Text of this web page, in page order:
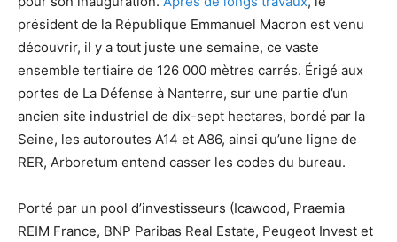
président de la République Emmanuel Macron est venu
découvrir, il y a tout juste une semaine, ce vaste
ensemble tertiaire de 126 000 mètres carrés. Érigé aux
portes de La Défense à Nanterre, sur une partie d’un
ancien site industriel de dix-sept hectares, bordé par la
Seine, les autoroutes A14 et A86, ainsi qu’une ligne de
RER, Arboretum entend casser les codes du bureau.
Porté par un pool d’investisseurs (Icawood, Praemia
REIM France, BNP Paribas Real Estate, Peugeot Invest et